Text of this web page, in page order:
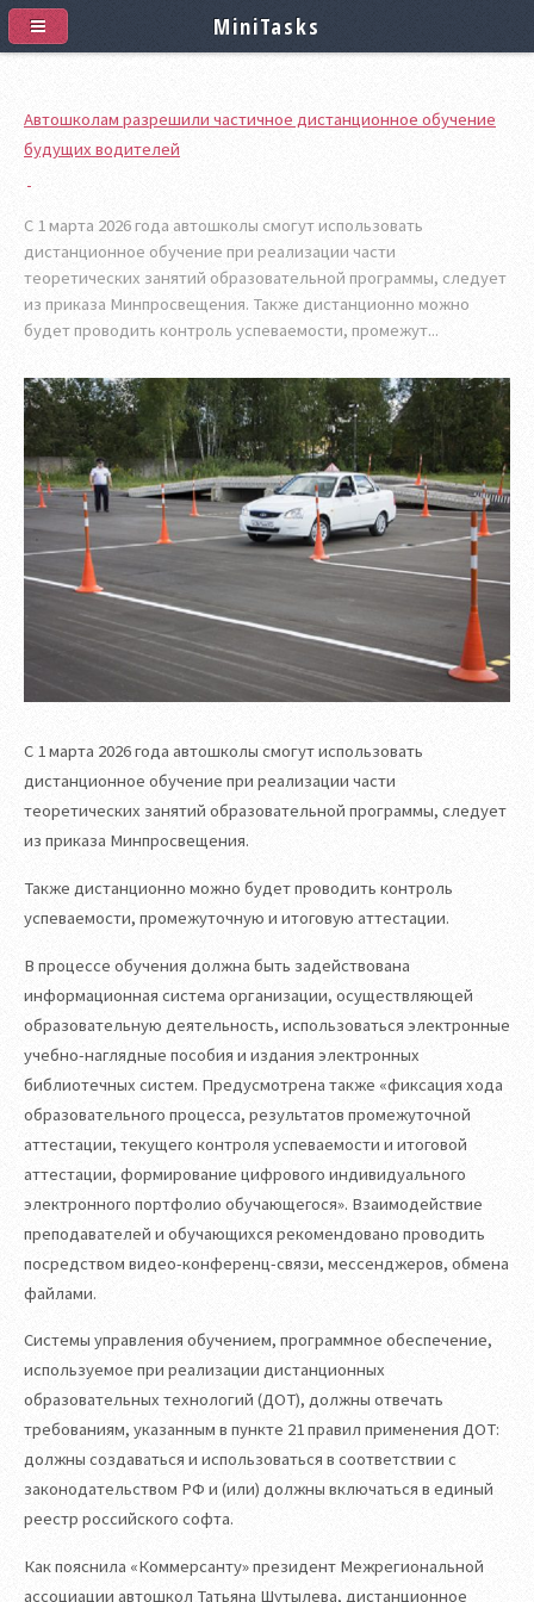
Автошколам разрешили частичное дистанционное обучение
будущих водителей
С 1 марта 2026 года автошколы смогут использовать
дистанционное обучение при реализации части
теоретических занятий образовательной программы, следует
из приказа Минпросвещения. Также дистанционно можно
будет проводить контроль успеваемости, промежут...
С 1 марта 2026 года автошколы смогут использовать
дистанционное обучение при реализации части
теоретических занятий образовательной программы, следует
из приказа Минпросвещения.
Также дистанционно можно будет проводить контроль
успеваемости, промежуточную и итоговую аттестации.
В процессе обучения должна быть задействована
информационная система организации, осуществляющей
образовательную деятельность, использоваться электронные
учебно-наглядные пособия и издания электронных
библиотечных систем. Предусмотрена также «фиксация хода
образовательного процесса, результатов промежуточной
аттестации, текущего контроля успеваемости и итоговой
аттестации, формирование цифрового индивидуального
электронного портфолио обучающегося». Взаимодействие
преподавателей и обучающихся рекомендовано проводить
посредством видео-конференц-связи, мессенджеров, обмена
файлами.
Системы управления обучением, программное обеспечение,
используемое при реализации дистанционных
образовательных технологий (ДОТ), должны отвечать
требованиям, указанным в пункте 21 правил применения ДОТ:
должны создаваться и использоваться в соответствии с
законодательством РФ и (или) должны включаться в единый
реестр российского софта.
Как пояснила «Коммерсанту» президент Межрегиональной
ассоциации автошкол Татьяна Шутылева, дистанционное
MiniTasks